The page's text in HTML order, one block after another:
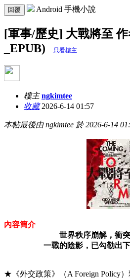
回覆 Android 手機小說
[軍事/歷史] 大戰將至
_EPUB)
只看樓主
樓主 ngkimtee
收藏2026-6-14 01:57
本帖最後由 ngkimtee 於 2026-6-14
內容簡介
世界秩序崩解，衝
一戰的陰影，已勾勒出
★《外交政策》（A Foreign Policy